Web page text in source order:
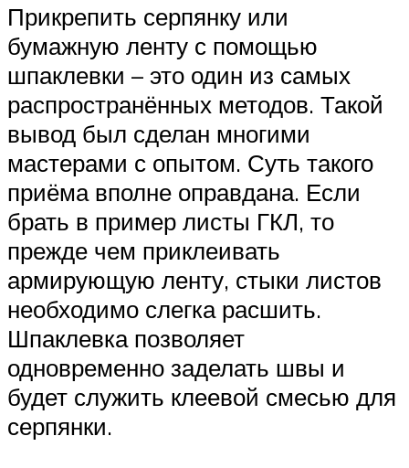
Прикрепить серпянку или
бумажную ленту с помощью
шпаклевки – это один из самых
распространённых методов. Такой
вывод был сделан многими
мастерами с опытом. Суть такого
приёма вполне оправдана. Если
брать в пример листы ГКЛ, то
прежде чем приклеивать
армирующую ленту, стыки листов
необходимо слегка расшить.
Шпаклевка позволяет
одновременно заделать швы и
будет служить клеевой смесью для
серпянки.